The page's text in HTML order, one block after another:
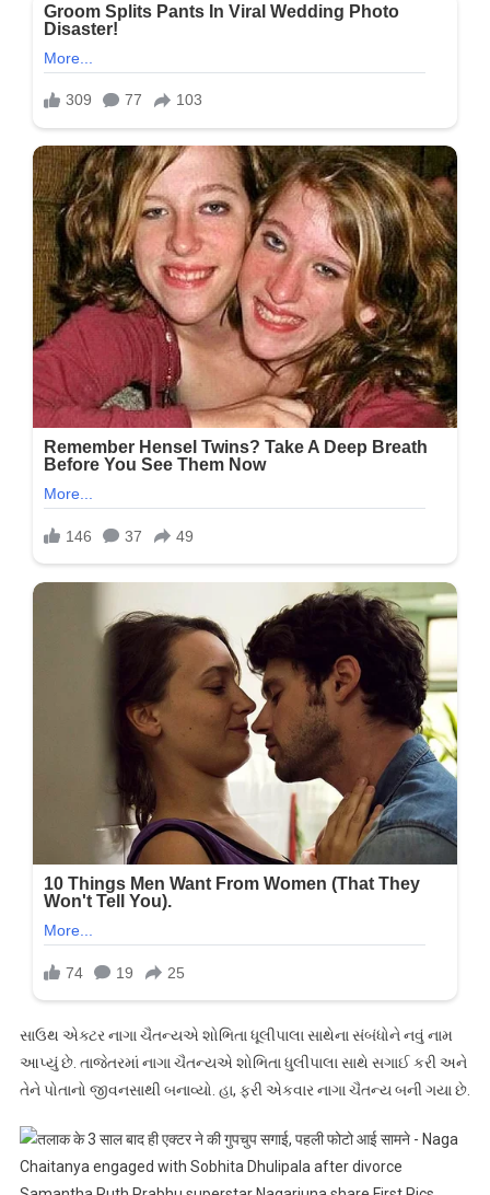
ચૈતન્યની
અભિનેત્રી
સાથે
ગુપચુપ
તસવીરો
શેર
કરી…
સાઉથ એક્ટર નાગા ચૈતન્યએ શોભિતા ધૂલીપાલા સાથેના સંબંધોને નવું નામ
આપ્યું છે. તાજેતરમાં નાગા ચૈતન્યએ શોભિતા ધુલીપાલા સાથે સગાઈ કરી અને
તેને પોતાનો જીવનસાથી બનાવ્યો. હા, ફરી એકવાર નાગા ચૈતન્ય બની ગયા છે.